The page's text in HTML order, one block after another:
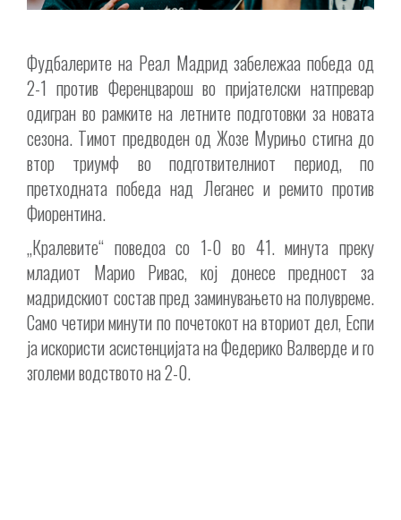
Фудбалерите на Реал Мадрид забележаа победа од
2-1 против Ференцварош во пријателски натпревар
одигран во рамките на летните подготовки за новата
сезона. Тимот предводен од Жозе Мурињо стигна до
втор триумф во подготвителниот период, по
претходната победа над Леганес и ремито против
Фиорентина.
„Кралевите“ поведоа со 1-0 во 41. минута преку
младиот Марио Ривас, кој донесе предност за
мадридскиот состав пред заминувањето на полувреме.
Само четири минути по почетокот на вториот дел, Еспи
ја искористи асистенцијата на Федерико Валверде и го
зголеми водството на 2-0.